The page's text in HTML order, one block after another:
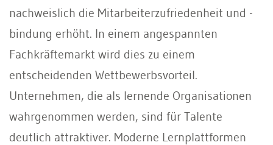
nachweislich die Mitarbeiterzufriedenheit und -
bindung erhöht. In einem angespannten
Fachkräftemarkt wird dies zu einem
entscheidenden Wettbewerbsvorteil.
Unternehmen, die als lernende Organisationen
wahrgenommen werden, sind für Talente
deutlich attraktiver. Moderne Lernplattformen